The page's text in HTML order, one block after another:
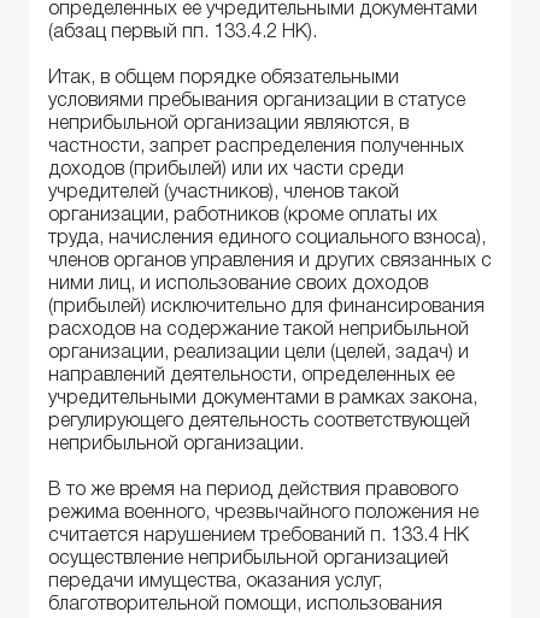
определенных ее учредительными документами
(абзац первый пп. 133.4.2 НК).
Итак, в общем порядке обязательными
условиями пребывания организации в статусе
неприбыльной организации являются, в
частности, запрет распределения полученных
доходов (прибылей) или их части среди
учредителей (участников), членов такой
организации, работников (кроме оплаты их
труда, начисления единого социального взноса),
членов органов управления и других связанных с
ними лиц, и использование своих доходов
(прибылей) исключительно для финансирования
расходов на содержание такой неприбыльной
организации, реализации цели (целей, задач) и
направлений деятельности, определенных ее
учредительными документами в рамках закона,
регулирующего деятельность соответствующей
неприбыльной организации.
В то же время на период действия правового
режима военного, чрезвычайного положения не
считается нарушением требований п. 133.4 НК
осуществление неприбыльной организацией
передачи имущества, оказания услуг,
благотворительной помощи, использования